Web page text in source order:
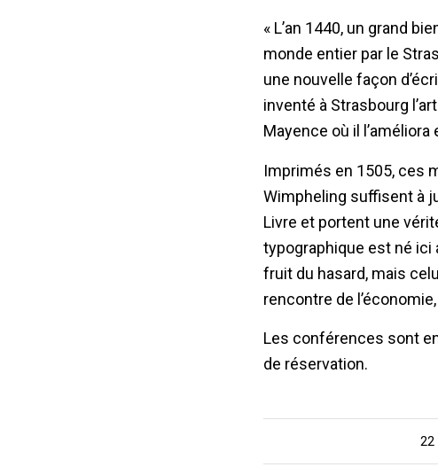
« L’an 1440, un grand
monde entier par le
une nouvelle façon
inventé à Strasbourg
Mayence où il l’améliora
Imprimés en 1505, ces
Wimpheling suffisent à
Livre et portent une
typographique est né ici
fruit du hasard, mais
rencontre de
Les conférences sont
de réservation.
22